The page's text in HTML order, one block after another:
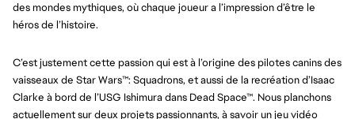
des mondes mythiques, où chaque joueur a l’impression d’être le
héros de l’histoire.
C’est justement cette passion qui est à l’origine des pilotes canins des
vaisseaux de Star Wars™: Squadrons, et aussi de la recréation d’Isaac
Clarke à bord de l’USG Ishimura dans Dead Space™. Nous planchons
actuellement sur deux projets passionnants, à savoir un jeu vidéo